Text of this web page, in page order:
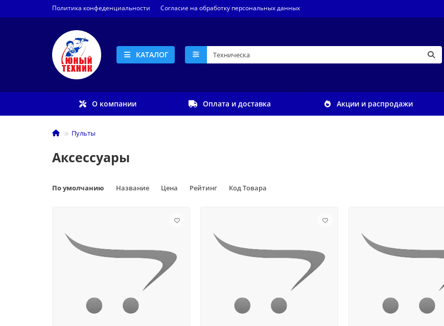
Политика конфеденциальности Согласие на обработку персональных данных
КАТАЛОГ
О компании Оплата и доставка Акции и распродажи
Пульты
Аксессуары
По умолчанию Название Цена Рейтинг Код Товара